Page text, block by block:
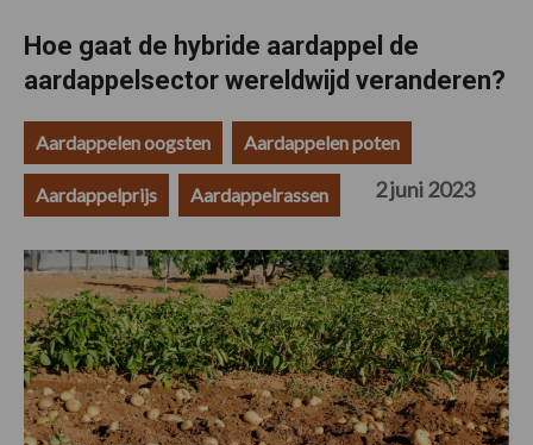
Hoe gaat de hybride aardappel de
aardappelsector wereldwijd veranderen?
Aardappelen oogsten Aardappelen poten
Aardappelprijs Aardappelrassen 2 juni 2023